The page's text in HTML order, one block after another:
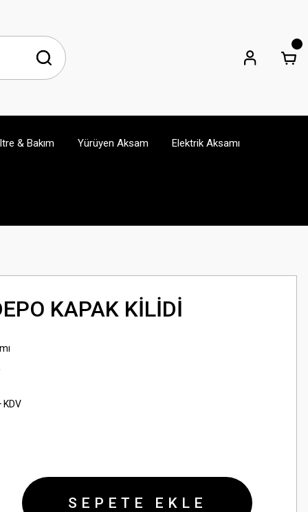
& Bakım Yürüyen Aksam Elektrik Aksamı
KAPAK KİLİDİ
KDV
SEPETE EKLE